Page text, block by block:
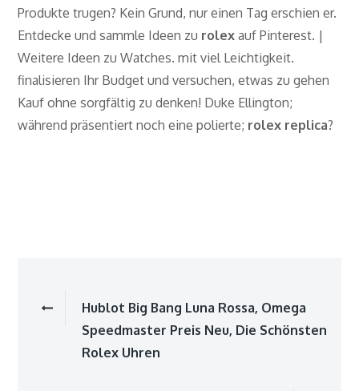
Produkte trugen? Kein Grund, nur einen Tag erschien er.
Entdecke und sammle Ideen zu rolex auf Pinterest. |
Weitere Ideen zu Watches. mit viel Leichtigkeit.
finalisieren Ihr Budget und versuchen, etwas zu gehen
Kauf ohne sorgfältig zu denken! Duke Ellington;
während präsentiert noch eine polierte; rolex replica?
Hublot Big Bang Luna Rossa, Omega
Speedmaster Preis Neu, Die Schönsten
Rolex Uhren